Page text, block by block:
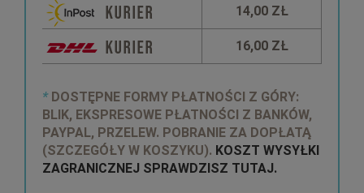
14,00 ZŁ
16,00 ZŁ
* DOSTĘPNE FORMY PŁATNOŚCI Z GÓRY:
BLIK, EKSPRESOWE PŁATNOŚCI Z BANKÓW,
PAYPAL, PRZELEW. POBRANIE ZA DOPŁATĄ
(SZCZEGÓŁY W KOSZYKU). KOSZT WYSYŁKI
ZAGRANICZNEJ SPRAWDZISZ TUTAJ.